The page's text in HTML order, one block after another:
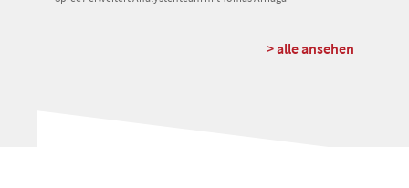
> alle ansehen